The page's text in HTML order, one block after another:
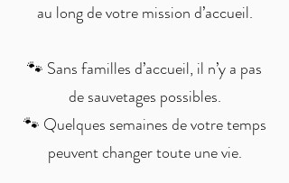
au long de votre mission d’accueil.
🐾 Sans familles d’accueil, il n’y a pas
de sauvetages possibles.
🐾 Quelques semaines de votre temps
peuvent changer toute une vie.